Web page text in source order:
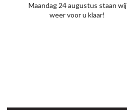
Maandag 24 augustus staan wij
weer voor u klaar!